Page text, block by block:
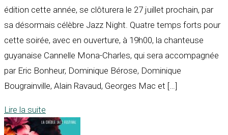
édition cette année, se clôturera le 27 juillet prochain, par
sa désormais célèbre Jazz Night. Quatre temps forts pour
cette soirée, avec en ouverture, à 19h00, la chanteuse
guyanaise Cannelle Mona-Charles, qui sera accompagnée
par Eric Bonheur, Dominique Bérose, Dominique
Bougrainville, Alain Ravaud, Georges Mac et […]
Lire la suite